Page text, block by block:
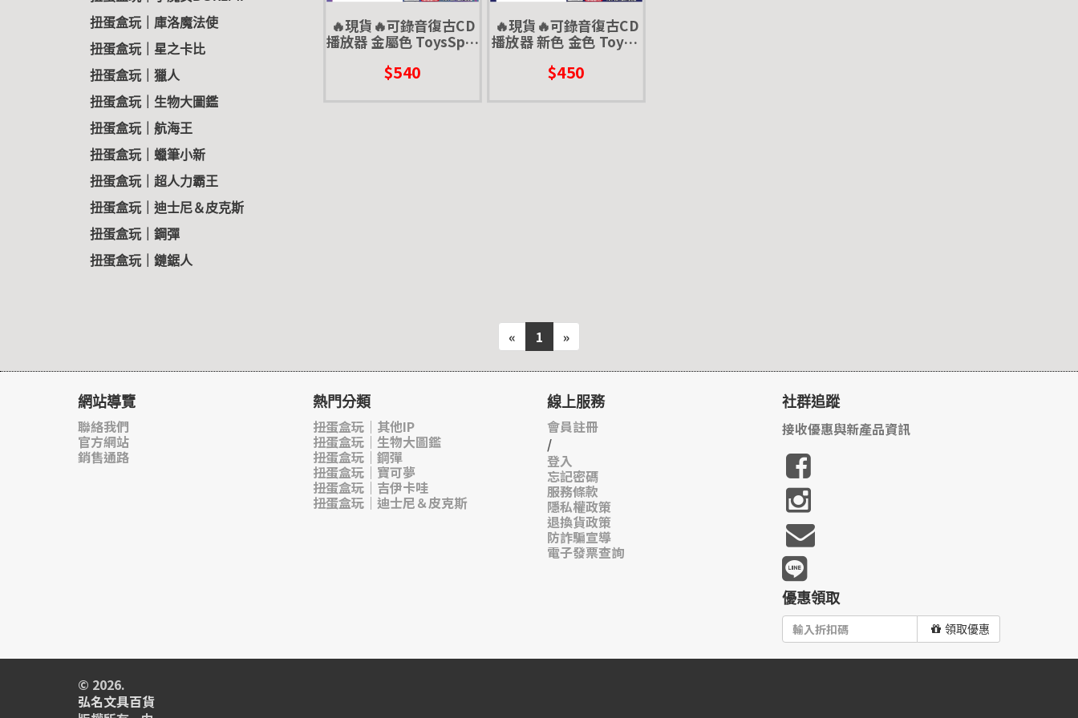
扭蛋盒玩｜庫洛魔法使
扭蛋盒玩｜星之卡比
扭蛋盒玩｜獵人
扭蛋盒玩｜生物大圖鑑
扭蛋盒玩｜航海王
扭蛋盒玩｜蠟筆小新
扭蛋盒玩｜超人力霸王
扭蛋盒玩｜迪士尼＆皮克斯
扭蛋盒玩｜鋼彈
扭蛋盒玩｜鏈鋸人
🔥現貨🔥可錄音復古CD
播放器 金屬色 ToysSpiri
播放機 復古 迷你
$540
🔥現貨🔥可錄音復古CD
播放器 新色 金色 Toys s
CD播放機 復古 迷你 GOL
$450
« 1 »
網站導覽
聯絡我們
官方網站
銷售通路
熱門分類
扭蛋盒玩｜其他IP
扭蛋盒玩｜生物大圖鑑
扭蛋盒玩｜鋼彈
扭蛋盒玩｜寶可夢
扭蛋盒玩｜吉伊卡哇
扭蛋盒玩｜迪士尼＆皮克斯
線上服務
會員註冊
/
登入
忘記密碼
服務條款
隱私權政策
退換貨政策
防詐騙宣導
電子發票查詢
社群追蹤
接收優惠與新產品資訊
優惠領取
領取優惠
© 2026.
弘名文具百貨